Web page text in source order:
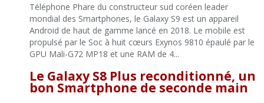
Téléphone Phare du constructeur sud coréen leader
mondial des Smartphones, le Galaxy S9 est un appareil
Android de haut de gamme lancé en 2018. Le mobile est
propulsé par le Soc à huit cœurs Exynos 9810 épaulé par le
GPU Mali-G72 MP18 et une RAM de 4...
Le Galaxy S8 Plus reconditionné, un
bon Smartphone de seconde main